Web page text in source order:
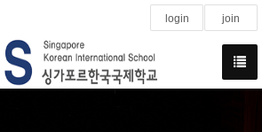
login join